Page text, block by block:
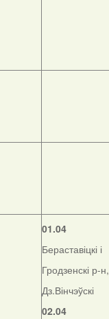
01.04
Бераставіцкі і
Гродзенскі р-н,
Дз.Вінчэўскі
02.04